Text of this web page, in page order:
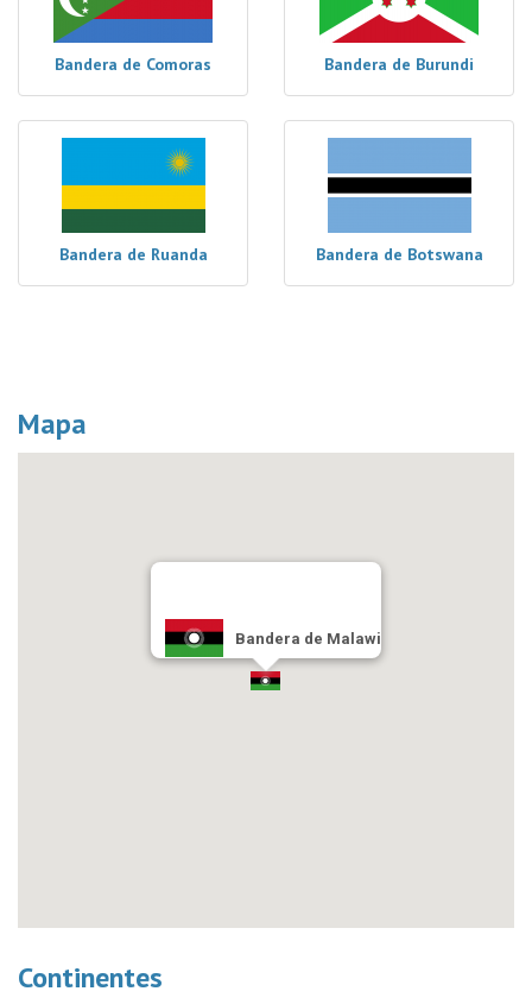
Bandera de Comoras Bandera de Burundi
Bandera de Ruanda Bandera de Botswana
Mapa
Bandera de Malawi
Continentes